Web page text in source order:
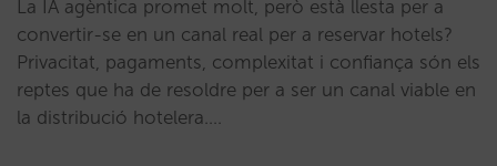
La IA agèntica promet molt, però està llesta per a
convertir-se en un canal real per a reservar hotels?
Privacitat, pagaments, complexitat i confiança són els
reptes que ha de resoldre per a ser un canal viable en
la distribució hotelera.…